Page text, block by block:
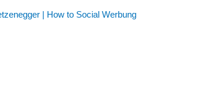
| How to Social Werbung